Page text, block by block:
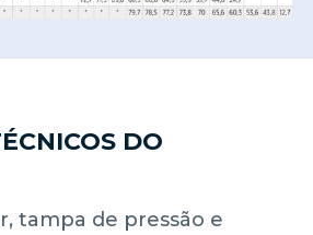
DO
tampa de pressão e